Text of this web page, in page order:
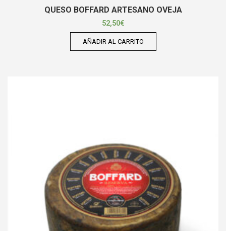
QUESO BOFFARD ARTESANO OVEJA
52,50€
AÑADIR AL CARRITO